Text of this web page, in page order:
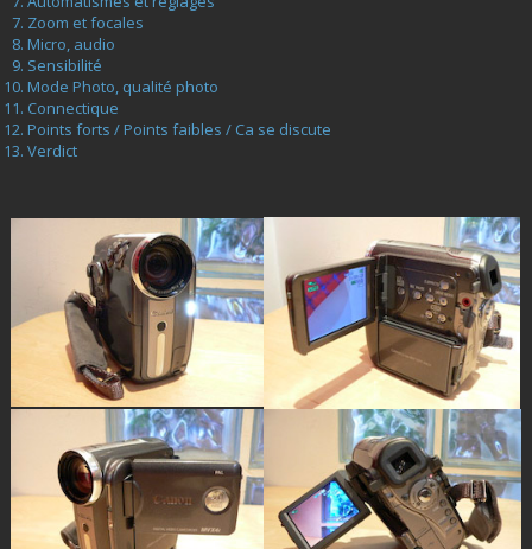
Zoom et focales
Micro, audio
Sensibilité
Mode Photo, qualité photo
Connectique
Points forts / Points faibles / Ca se discute
Verdict